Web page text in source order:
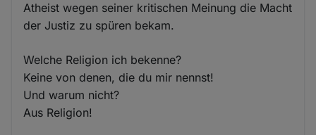
Atheist wegen seiner kritischen Meinung die Macht
der Justiz zu spüren bekam.
Welche Religion ich bekenne?
Keine von denen, die du mir nennst!
Und warum nicht?
Aus Religion!